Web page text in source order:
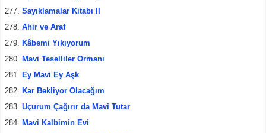
Sayıklamalar Kitabı II
Ahir ve Araf
Kâbemi Yıkıyorum
Mavi Teselliler Ormanı
Ey Mavi Ey Aşk
Kar Bekliyor Olacağım
Uçurum Çağırır da Mavi Tutar
Mavi Kalbimin Evi